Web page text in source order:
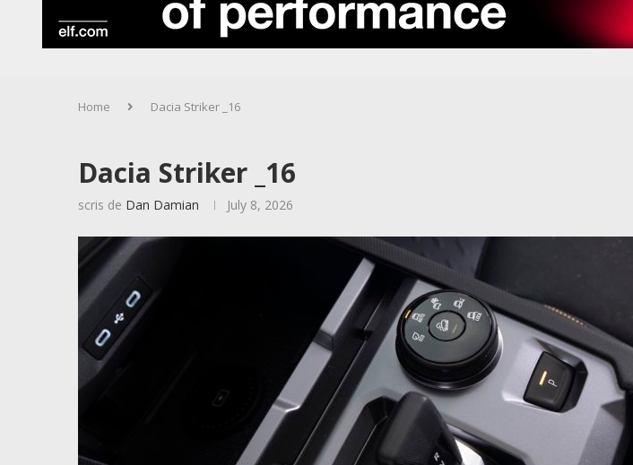
Home Dacia Striker _16
Dacia Striker _16
scris de Dan Damian July 8, 2026